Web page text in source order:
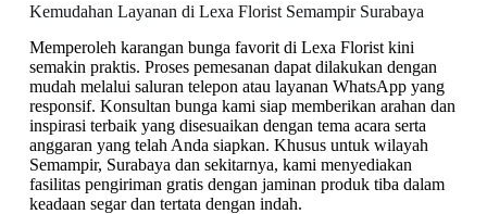
Kemudahan Layanan di Lexa Florist Semampir Surabaya
Memperoleh karangan bunga favorit di Lexa Florist kini
semakin praktis. Proses pemesanan dapat dilakukan dengan
mudah melalui saluran telepon atau layanan WhatsApp yang
responsif. Konsultan bunga kami siap memberikan arahan dan
inspirasi terbaik yang disesuaikan dengan tema acara serta
anggaran yang telah Anda siapkan. Khusus untuk wilayah
Semampir, Surabaya dan sekitarnya, kami menyediakan
fasilitas pengiriman gratis dengan jaminan produk tiba dalam
keadaan segar dan tertata dengan indah.